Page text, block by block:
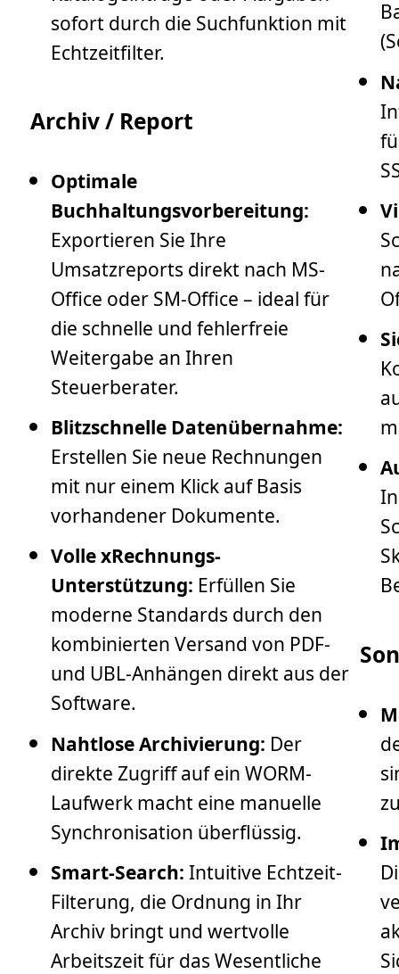
sofort durch die Suchfunktion mit
Echtzeitfilter.
Archiv / Report
Optimale
Buchhaltungsvorbereitung:
Exportieren Sie Ihre
Umsatzreports direkt nach MS-
Office oder SM-Office – ideal für
die schnelle und fehlerfreie
Weitergabe an Ihren
Steuerberater.
Blitzschnelle Datenübernahme:
Erstellen Sie neue Rechnungen
mit nur einem Klick auf Basis
vorhandener Dokumente.
Volle xRechnungs-
Unterstützung: Erfüllen Sie
moderne Standards durch den
kombinierten Versand von PDF-
und UBL-Anhängen direkt aus der
Software.
Nahtlose Archivierung: Der
direkte Zugriff auf ein WORM-
Laufwerk macht eine manuelle
Synchronisation überflüssig.
Smart-Search: Intuitive Echtzeit-
Filterung, die Ordnung in Ihr
Archiv bringt und wertvolle
Arbeitszeit für das Wesentliche